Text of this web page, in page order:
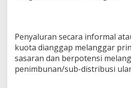
Penyaluran secara informal
kuota dianggap melanggar
sasaran dan berpotensi
penimbunan/sub-distribusi